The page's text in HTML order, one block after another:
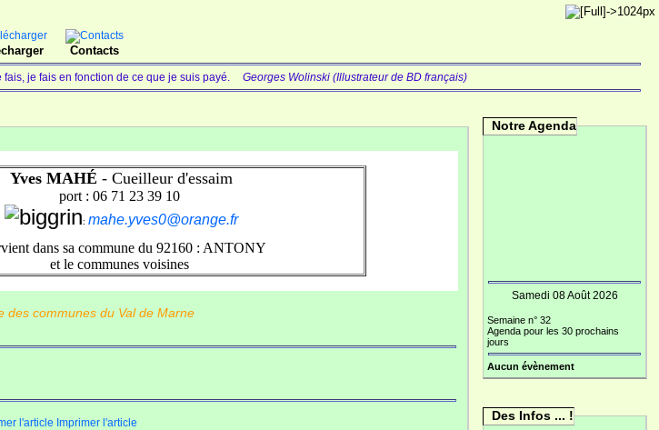
Contacts
je fais en fonction de ce que je suis payé. Georges Wolinski (Illustrateur de BD français)
Yves MAHÉ - Cueilleur d'essaim
port : 06 71 23 39 10
: mahe.yves0@orange.fr
dans sa commune du 92160 : ANTONY
et le communes voisines
des communes du Val de Marne
Imprimer l'article
Notre Agenda
Samedi 08 Août 2026
Semaine n° 32
Agenda pour les 30 prochains
jours
Aucun évènement
Des Infos ... !